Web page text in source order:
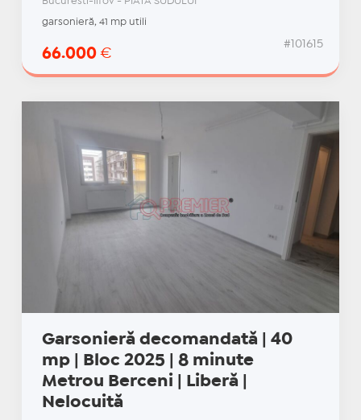
garsonieră, 41 mp utili
66.000 €
#101615
Garsonieră decomandată | 40
mp | Bloc 2025 | 8 minute
Metrou Berceni | Liberă |
Nelocuită